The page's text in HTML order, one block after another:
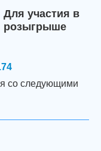
Для участия в
розыгрыше
со следующими